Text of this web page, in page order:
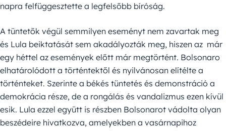
napra felfüggesztette a legfelsőbb bíróság.
A tüntetők végül semmilyen eseményt nem zavartak meg
és Lula beiktatását sem akadályozták meg, hiszen az már
egy héttel az események előtt már megtörtént. Bolsonaro
elhatárolódott a történtektől és nyilvánosan elítélte a
történteket. Szerinte a békés tüntetés és demonstráció a
demokrácia része, de a rongálás és vandalizmus ezen kívül
esik. Lula ezzel együtt is részben Bolsonarot vádolta olyan
beszédeire hivatkozva, amelyekben a vasárnapihoz